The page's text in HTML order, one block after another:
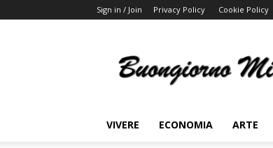
Sign in / Join Privacy Policy Cookie Policy
Miami
VIVERE ECONOMIA ARTE